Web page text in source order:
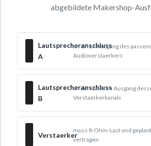
abgebildete Makershop-
Lautsprecheranschluss
A
an einen Ausgang des
Audioverstaerkers
Lautsprecheranschluss
B
an den zweiten Ausgang
Verstaerkerkanals
Verstaerker
muss 8-Ohm-Last und
vertragen